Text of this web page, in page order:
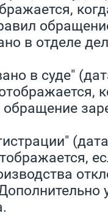
в отделе
в суде"